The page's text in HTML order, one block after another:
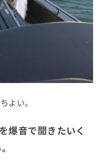
よい。
音で聞きたいく